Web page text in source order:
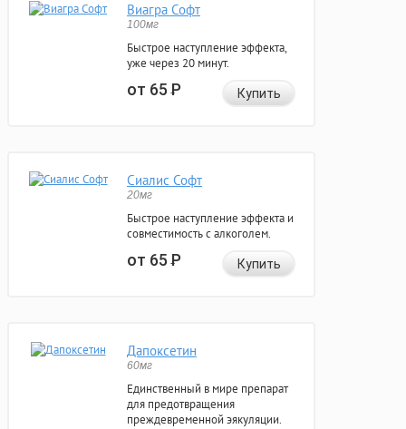
Виагра Софт
100мг
Быстрое наступление эффекта,
уже через 20 минут.
от 65Р Купить
Сиалис Софт
20мг
Быстрое наступление эффекта и
совместимость с алкоголем.
от 65Р Купить
Дапоксетин
60мг
Единственный в мире препарат
для предотвращения
преждевременной эякуляции.